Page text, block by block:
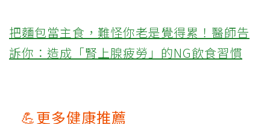
把麵包當主食，難怪你老是覺得累！醫師告
訴你：造成「腎上腺疲勞」的NG飲食習慣
💪更多健康推薦